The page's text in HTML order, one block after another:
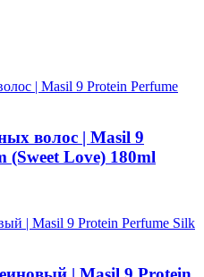
волос | Masil 9
(Sweet Love) 180ml